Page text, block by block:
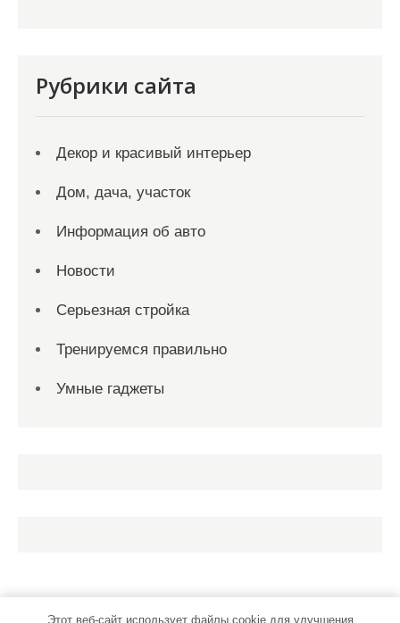
Рубрики сайта
Декор и красивый интерьер
Дом, дача, участок
Информация об авто
Новости
Серьезная стройка
Тренируемся правильно
Умные гаджеты
Этот веб-сайт использует файлы cookie для улучшения